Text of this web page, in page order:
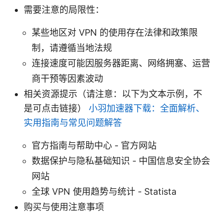
需要注意的局限性：
某些地区对 VPN 的使用存在法律和政策限
制，请遵循当地法规
连接速度可能因服务器距离、网络拥塞、运营
商干预等因素波动
相关资源提示（请注意：以下为文本示例，不
是可点击链接） 小羽加速器下载：全面解析、
实用指南与常见问题解答
官方指南与帮助中心 - 官方网站
数据保护与隐私基础知识 - 中国信息安全协会
网站
全球 VPN 使用趋势与统计 - Statista
购买与使用注意事项